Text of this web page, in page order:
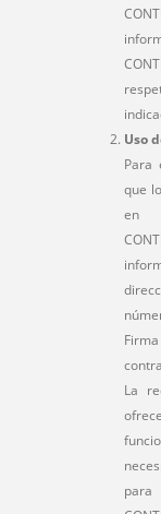
Uso
Para
que
en
La